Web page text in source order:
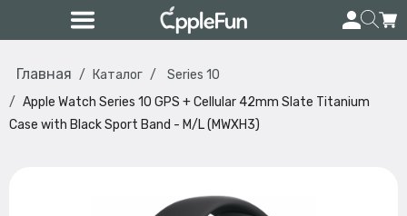
Главная Каталог
Series 10
Apple Watch Series 10 GPS + Cellular 42mm Slate Titanium
Case with Black Sport Band - M/L (MWXH3)